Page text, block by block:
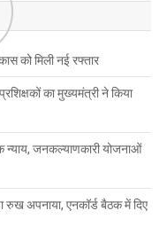
को मिली नई रफ्तार
का मुख्यमंत्री ने किया
न्याय, जनकल्याणकारी योजनाओं
अपनाया, एनकॉर्ड बैठक में दिए